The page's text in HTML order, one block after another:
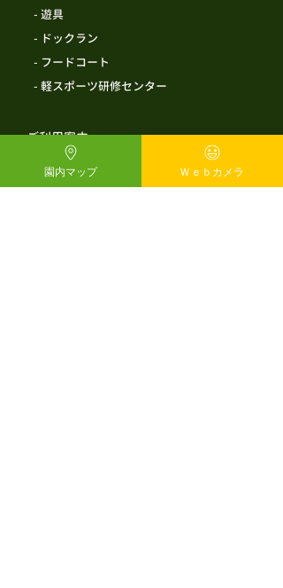
​ - 遊具
​ - ドックラン
​ - フードコート
​ - 軽スポーツ研修センター
ご利用案内
​ - 施設情報
​ - よくある質問
園内マップ Ｗｅｂカメラ